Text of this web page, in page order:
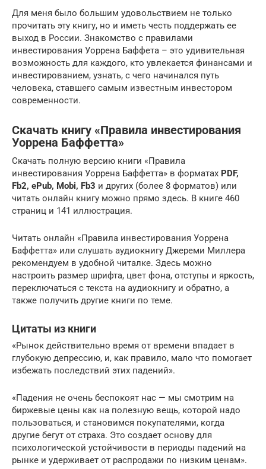
Для меня было большим удовольствием не только
прочитать эту книгу, но и иметь честь поддержать ее
выход в России. Знакомство с правилами
инвестирования Уоррена Баффета – это удивительная
возможность для каждого, кто увлекается финансами и
инвестированием, узнать, с чего начинался путь
человека, ставшего самым известным инвестором
современности.
Скачать книгу «Правила инвестирования
Уоррена Баффетта»
Скачать полную версию книги «Правила
инвестирования Уоррена Баффетта» в форматах PDF,
Fb2, ePub, Mobi, Fb3 и других (более 8 форматов) или
читать онлайн книгу можно прямо здесь. В книге 460
страниц и 141 иллюстрация.
Читать онлайн «Правила инвестирования Уоррена
Баффетта» или слушать аудиокнигу Джереми Миллера
рекомендуем в удобной читалке. Здесь можно
настроить размер шрифта, цвет фона, отступы и яркость,
переключаться с текста на аудиокнигу и обратно, а
также получить другие книги по теме.
Цитаты из книги
«Рынок действительно время от времени впадает в
глубокую депрессию, и, как правило, мало что помогает
избежать последствий этих падений».
«Падения не очень беспокоят нас — мы смотрим на
биржевые цены как на полезную вещь, которой надо
пользоваться, и становимся покупателями, когда
другие бегут от страха. Это создает основу для
психологической устойчивости в периоды падений на
рынке и удерживает от распродажи по низким ценам».